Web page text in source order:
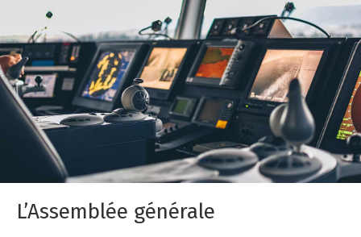
L’Assemblée générale